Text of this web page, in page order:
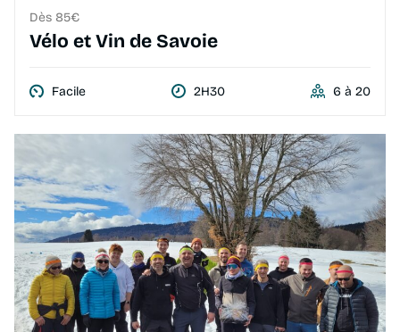
Dès 85€
Vélo et Vin de Savoie
Facile 2H30 6 à 20